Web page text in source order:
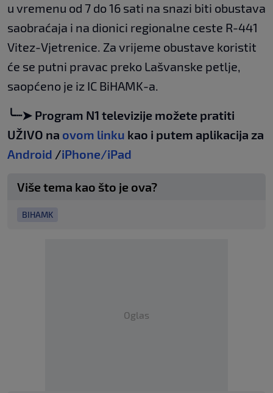
u vremenu od 7 do 16 sati na snazi biti obustava
saobraćaja i na dionici regionalne ceste R-441
Vitez-Vjetrenice. Za vrijeme obustave koristit
će se putni pravac preko Lašvanske petlje,
saopćeno je iz IC BiHAMK-a.
╰┈➤ Program N1 televizije možete pratiti
UŽIVO na ovom linku kao i putem aplikacija za
Android /iPhone/iPad
Više tema kao što je ova?
BIHAMK
Oglas